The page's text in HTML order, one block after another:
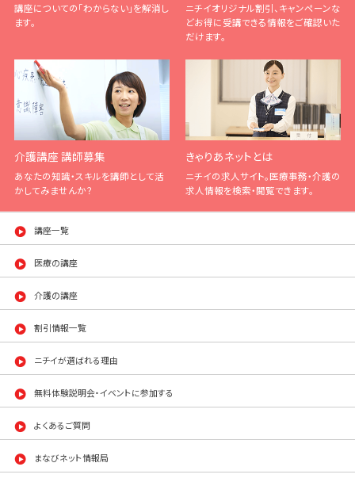
講座についての「わからない」を解消し
ます。
ニチイオリジナル割引、キャンペーンな
どお得に受講できる情報をご確認いた
だけます。
介護講座 講師募集
あなたの知識・スキルを講師として活
かしてみませんか？
きゃりあネットとは
ニチイの求人サイト。医療事務・介護の
求人情報を検索・閲覧できます。
講座一覧
医療の講座
介護の講座
割引情報一覧
ニチイが選ばれる理由
無料体験説明会・イベントに参加する
よくあるご質問
まなびネット情報局